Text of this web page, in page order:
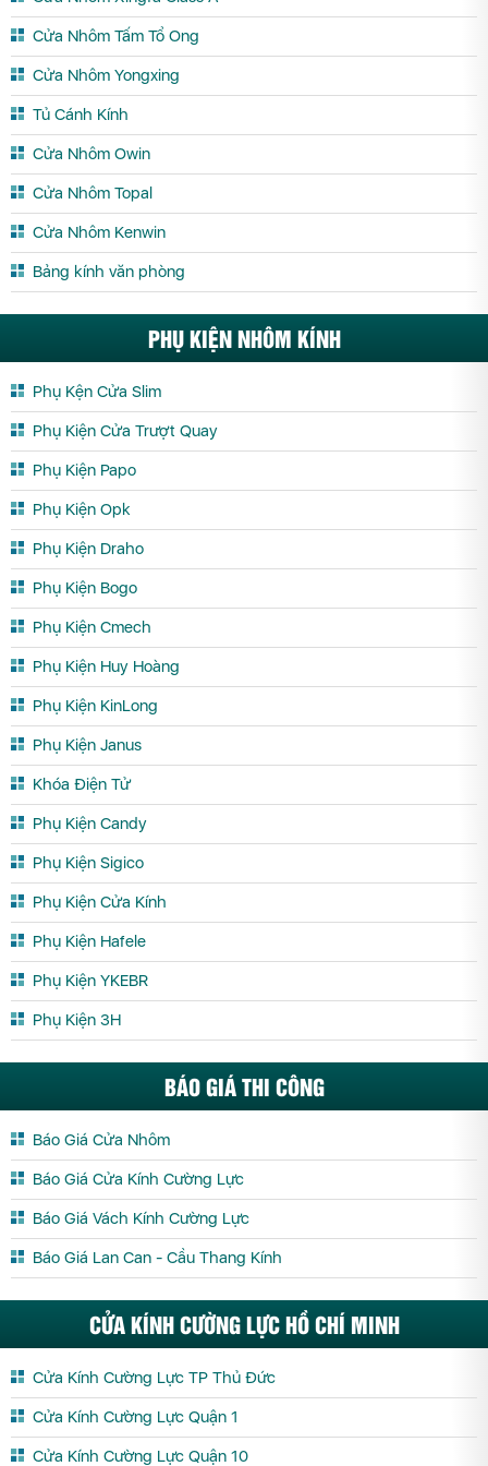
Cửa Kính Cường Lực Sơn La
Cửa Kính Cường Lực Thái Bình
Cửa Kính Cường Lực Thanh Hóa
Cửa Kính Cường Lực Tiền Giang
Cửa Kính Cường Lực Tuyên Quang
Cửa Kính Cường Lực Vĩnh Phúc
Cửa Nhôm Tấm Tổ Ong
Cửa Nhôm Yongxing
Tủ Cánh Kính
Cửa Nhôm Owin
Cửa Nhôm Topal
Cửa Nhôm Kenwin
Bảng kính văn phòng
PHỤ KIỆN NHÔM KÍNH
Phụ Kện Cửa Slim
Phụ Kiện Cửa Trượt Quay
Phụ Kiện Papo
Phụ Kiện Opk
Phụ Kiện Draho
Phụ Kiện Bogo
Phụ Kiện Cmech
Phụ Kiện Huy Hoàng
Phụ Kiện KinLong
Phụ Kiện Janus
Khóa Điện Tử
Phụ Kiện Candy
Phụ Kiện Sigico
Phụ Kiện Cửa Kính
Phụ Kiện Hafele
Phụ Kiện YKEBR
Phụ Kiện 3H
BÁO GIÁ THI CÔNG
Báo Giá Cửa Nhôm
Báo Giá Cửa Kính Cường Lực
Báo Giá Vách Kính Cường Lực
Báo Giá Lan Can - Cầu Thang Kính
CỬA KÍNH CƯỜNG LỰC HỒ CHÍ MINH
Cửa Kính Cường Lực TP Thủ Đức
Cửa Kính Cường Lực Quận 1
Cửa Kính Cường Lực Quận 10